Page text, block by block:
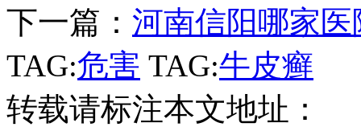
下一篇： 河南信阳哪家
TAG:危害 TAG:牛皮癣
转载请标注本文地址：